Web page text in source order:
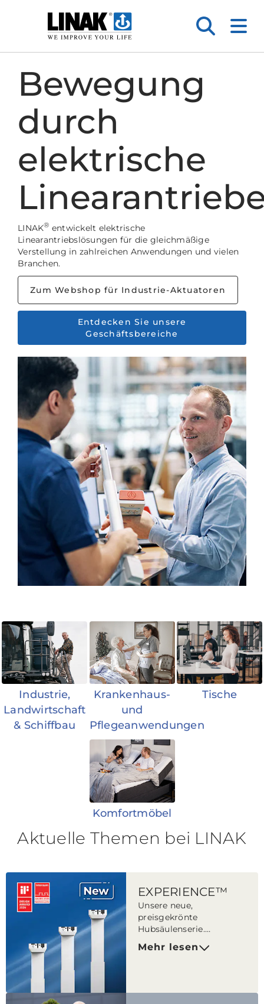
Bewegung
durch
elektrische
LINAK® entwickelt elektrische
Linearantriebslösungen für die gleichmäßige
Verstellung in zahlreichen Anwendungen und vielen
Branchen.
Zum Webshop für Industrie-Aktuatoren
Entdecken Sie unsere
Geschäftsbereiche
Industrie,
Landwirtschaft
& Schiffbau
Krankenhaus-
und
Pflegeanwendungen
Tische
Komfortmöbel
Aktuelle Themen bei LINAK
EXPERIENCE™
Unsere neue,
preisgekrönte
Hubsäulenserie.
Leistungsstarke
Konstruktion, langlebiges
Mehr lesen